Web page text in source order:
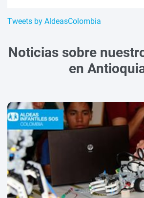
Tweets by AldeasColombia
Noticias sobre
en